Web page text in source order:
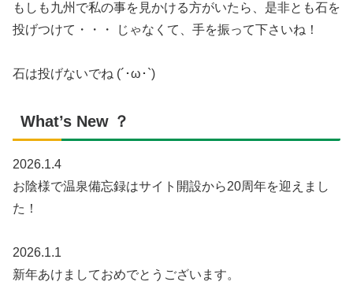
もしも九州で私の事を見かける方がいたら、是非とも石を
投げつけて・・・ じゃなくて、手を振って下さいね！
石は投げないでね (´･ω･`)
What’s New ？
2026.1.4
お陰様で温泉備忘録はサイト開設から20周年を迎えまし
た！
2026.1.1
新年あけましておめでとうございます。